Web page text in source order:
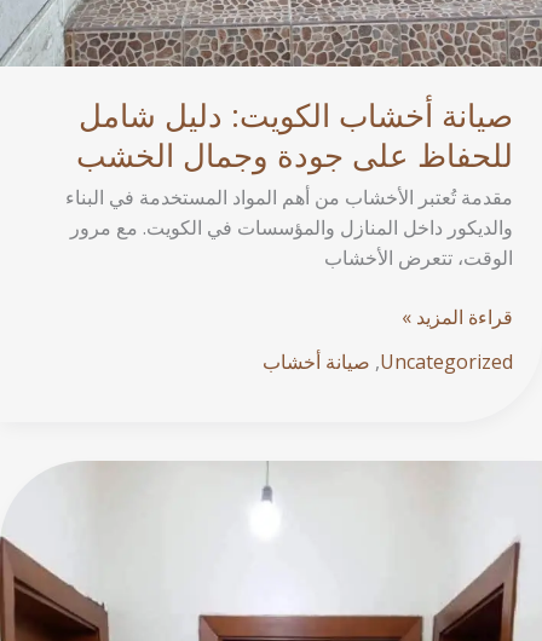
صيانة أخشاب الكويت: دليل شامل
للحفاظ على جودة وجمال الخشب
مقدمة تُعتبر الأخشاب من أهم المواد المستخدمة في البناء
والديكور داخل المنازل والمؤسسات في الكويت. مع مرور
الوقت، تتعرض الأخشاب
قراءة المزيد »
Uncategorized
,صيانة أخشاب
Painter
Kuwait